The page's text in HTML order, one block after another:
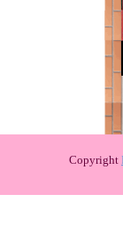
Copyright